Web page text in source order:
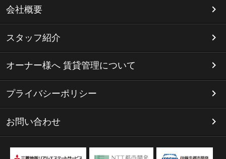
会社概要
スタッフ紹介
オーナー様へ 賃貸管理について
プライバシーポリシー
お問い合わせ